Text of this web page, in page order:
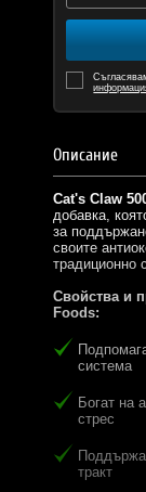
Описание
Cat's Claw
добавка,
за
своите
традиционно
Свойства и
Foods:
система
Богат на
стрес
Поддържа
тракт